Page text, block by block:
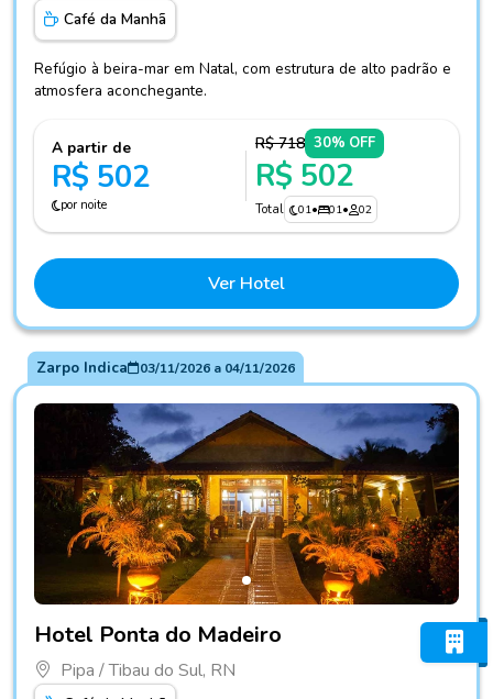
Café da Manhã
Refúgio à beira-mar em Natal, com estrutura de alto padrão e
atmosfera aconchegante.
A partir de
R$ 502
por noite
R$ 718 30% OFF
R$ 502
Total 01• 01• 02
Ver Hotel
Zarpo Indica 03/11/2026a 04/11/2026
Hotel Ponta do Madeiro
Pipa / Tibau do Sul, RN